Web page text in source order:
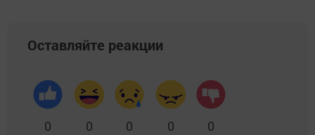
Оставляйте реакции
0 0 0 0 0